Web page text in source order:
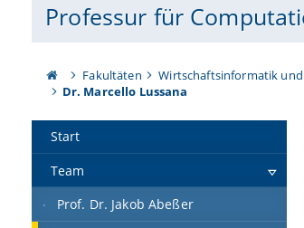
Professur für
Fakultäten Wirtschaftsinformatik
Dr. Marcello Lussana
Start
Team
Prof. Dr. Jakob Abeßer